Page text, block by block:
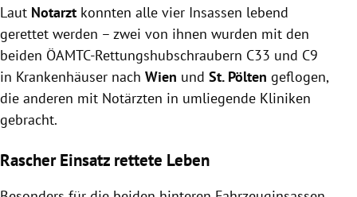
Laut Notarzt konnten alle vier Insassen lebend
gerettet werden – zwei von ihnen wurden mit den
beiden ÖAMTC-Rettungshubschraubern C33 und C9
in Krankenhäuser nach Wien und St. Pölten geflogen,
die anderen mit Notärzten in umliegende Kliniken
gebracht.
Rascher Einsatz rettete Leben